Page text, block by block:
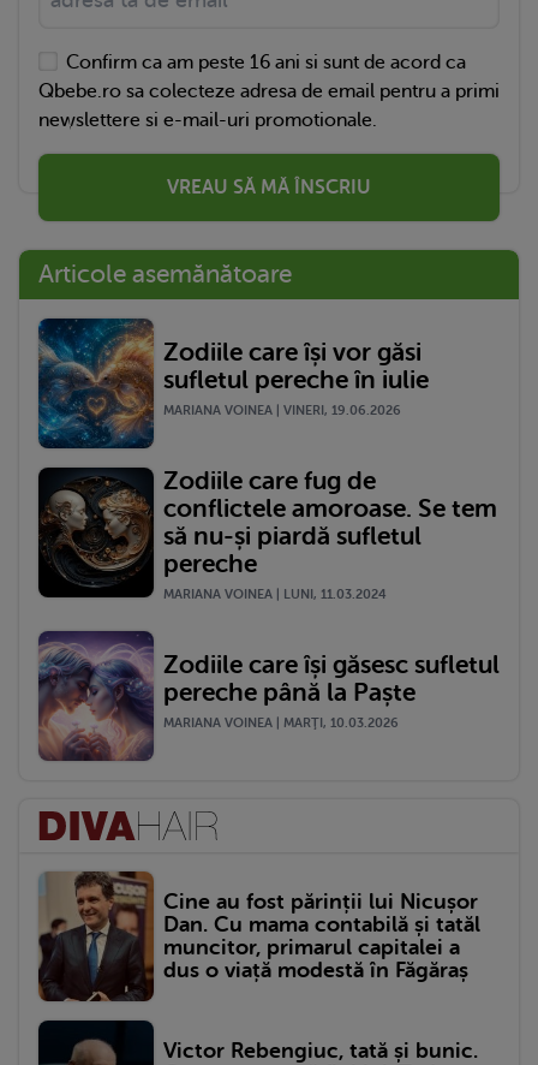
Confirm ca am peste 16 ani si sunt de acord ca
Qbebe.ro sa colecteze adresa de email pentru a primi
newslettere si e-mail-uri promotionale.
VREAU SĂ MĂ ÎNSCRIU
Articole asemănătoare
Zodiile care își vor găsi
sufletul pereche în iulie
MARIANA VOINEA | VINERI, 19.06.2026
Zodiile care fug de
conflictele amoroase. Se tem
să nu-și piardă sufletul
pereche
MARIANA VOINEA | LUNI, 11.03.2024
Zodiile care își găsesc sufletul
pereche până la Paște
MARIANA VOINEA | MARŢI, 10.03.2026
Cine au fost părinții lui Nicușor
Dan. Cu mama contabilă și tatăl
muncitor, primarul capitalei a
dus o viață modestă în Făgăraș
Victor Rebengiuc, tată și bunic.